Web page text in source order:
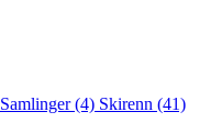
Samlinger (4) Skirenn (41)